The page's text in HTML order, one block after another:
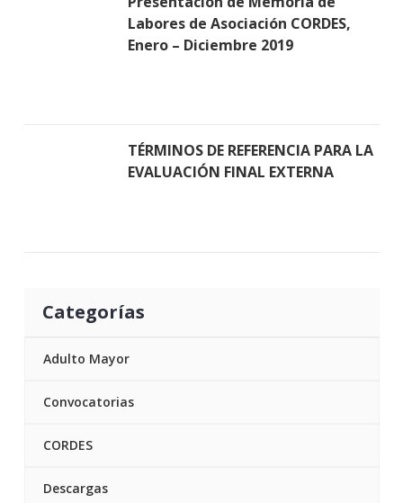
Labores de Asociación CORDES,
Enero – Diciembre 2019
TÉRMINOS DE REFERENCIA PARA LA
EVALUACIÓN FINAL EXTERNA
Categorías
Adulto Mayor
Convocatorias
CORDES
Descargas